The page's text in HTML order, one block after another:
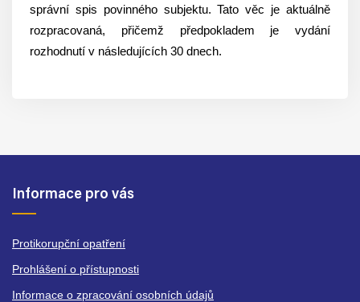
správní spis povinného subjektu. Tato věc je aktuálně
rozpracovaná, přičemž předpokladem je vydání
rozhodnutí v následujících 30 dnech.
Informace pro vás
Protikorupční opatření
Prohlášení o přístupnosti
Informace o zpracování osobních údajů